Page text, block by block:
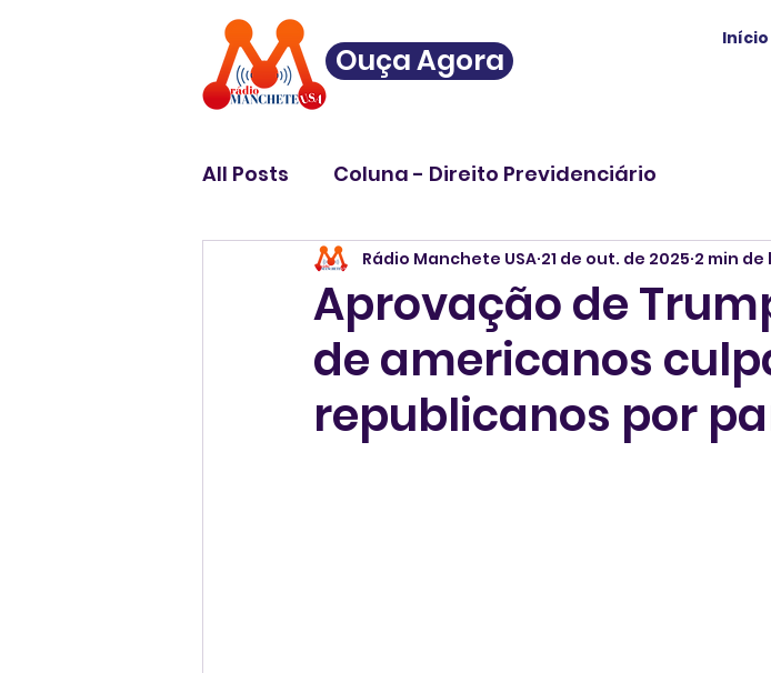
Ouça Agora
Início
All Posts Coluna - Direito Previdenciário
Aprovação de
de americanos
republicanos por
Rádio Manchete USA 21 de out. de 2025 2 min